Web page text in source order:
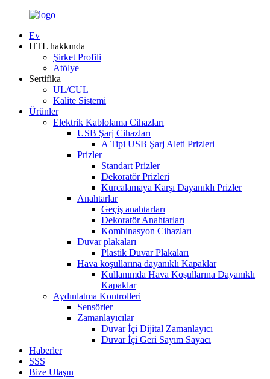
Ev
HTL hakkında
Şirket Profili
Atölye
Sertifika
UL/CUL
Kalite Sistemi
Ürünler
Elektrik Kablolama Cihazları
USB Şarj Cihazları
A Tipi USB Şarj Aleti Prizleri
Prizler
Standart Prizler
Dekoratör Prizleri
Kurcalamaya Karşı Dayanıklı Prizler
Anahtarlar
Geçiş anahtarları
Dekoratör Anahtarları
Kombinasyon Cihazları
Duvar plakaları
Plastik Duvar Plakaları
Hava koşullarına dayanıklı Kapaklar
Kullanımda Hava Koşullarına Dayanıklı
Kapaklar
Aydınlatma Kontrolleri
Sensörler
Zamanlayıcılar
Duvar İçi Dijital Zamanlayıcı
Duvar İçi Geri Sayım Sayacı
Haberler
SSS
Bize Ulaşın